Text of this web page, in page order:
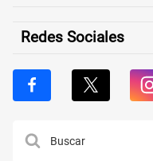
Redes Sociales